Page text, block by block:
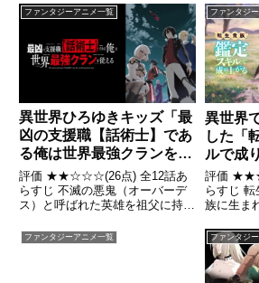
らない、熾烈な時代。引用-
Wikipedia
ファンタジーアニメ一覧
異世界ひろゆきキッズ「最
凶の支援職【話術士】であ
る俺は世界最強クランを従
える」レビュー
評価 ★★☆☆☆(26点) 全12話あ
らすじ 不滅の悪鬼（オーバーデ
ス）と呼ばれた英雄を祖父に持つ
探索者（シーカー）を志す彼の持
ファンタジ
異世界
した「
ルで成
1」レ
評価
らすじ
族に生ま
他人の才
ル"を所持
Wikipedia
ファンタジーアニメ一覧 ファンタジ